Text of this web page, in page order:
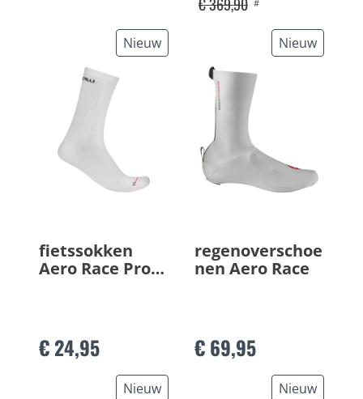
€ 369,90 #
Nieuw
fietssokken
Aero Race Pro
€ 24,95
Nieuw
regenoverschoe
nen Aero Race
€ 69,95
Nieuw Nieuw